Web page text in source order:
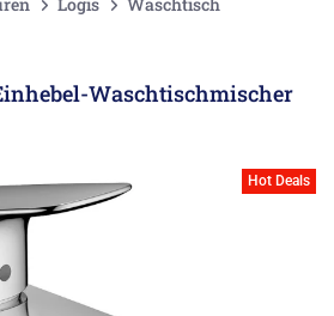
Waschtischmischer
Hot Deals